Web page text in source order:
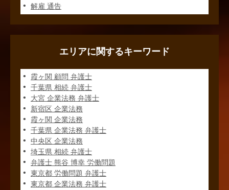
解雇 通告
エリアに関するキーワード
霞ヶ関 顧問 弁護士
千葉県 相続 弁護士
大宮 企業法務 弁護士
新宿区 企業法務
霞ヶ関 企業法務
千葉県 企業法務 弁護士
中央区 企業法務
埼玉県 相続 弁護士
弁護士 熊谷 博幸 労働問題
東京都 労働問題 弁護士
東京都 企業法務 弁護士